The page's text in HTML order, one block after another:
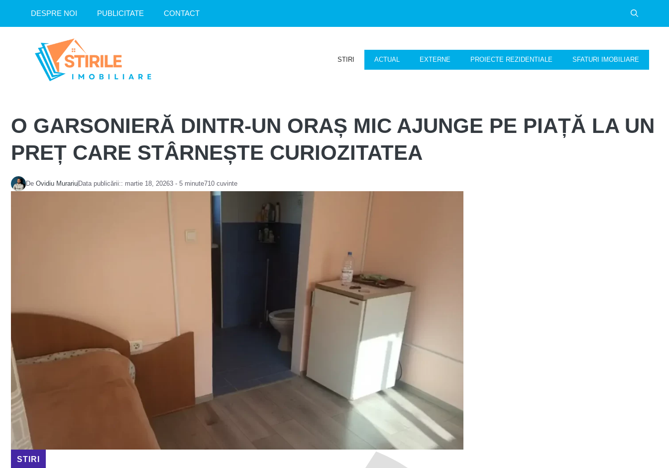
DESPRE NOI PUBLICITATE CONTACT
STIRI ACTUAL EXTERNE PROIECTE REZIDENTIALE SFATURI IMOBILIARE
O GARSONIERĂ DINTR-UN ORAȘ MIC AJUNGE PE PIAȚĂ LA UN
PREȚ CARE STÂRNEȘTE CURIOZITATEA
De Ovidiu Murariu Data publicării:: martie 18, 20263 - 5 minute710 cuvinte
STIRI